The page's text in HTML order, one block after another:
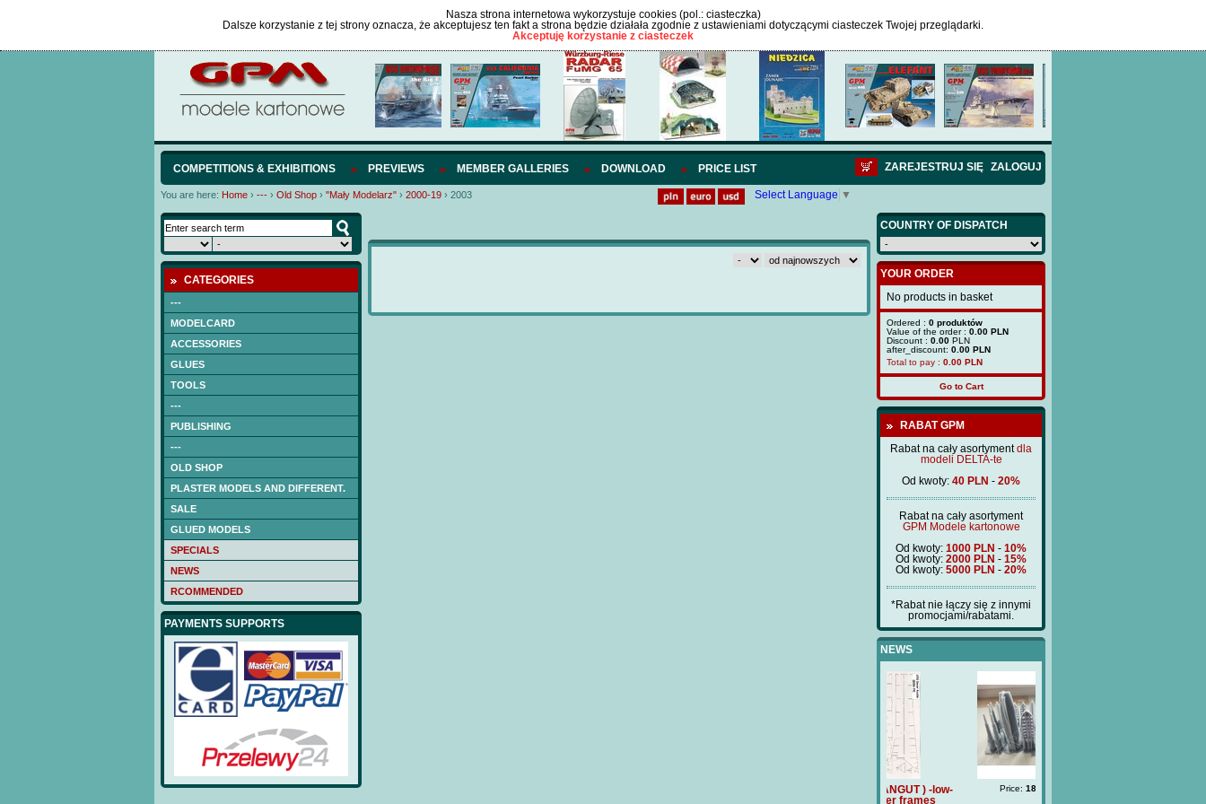
Nasza strona internetowa wykorzystuje cookies (pol.: ciasteczka)
Dalsze korzystanie z tej strony oznacza, że akceptujesz ten fakt a strona będzie działała zgodnie z ustawieniami dotyczącymi ciasteczek Twojej przeglądarki.
Akceptuję korzystanie z ciasteczek
COMPETITIONS & EXHIBITIONS PREVIEWS MEMBER GALLERIES DOWNLOAD PRICE LIST ZALOGUJ
ZAREJESTRUJ SIĘ
You are here: Home › --- › Old Shop › "Mały Modelarz" › 2000-19 › 2003 Select Language ▼
CATEGORIES
---
MODELCARD
ACCESSORIES
GLUES
TOOLS
---
PUBLISHING
---
OLD SHOP
PLASTER MODELS AND DIFFERENT.
SALE
GLUED MODELS
SPECIALS
NEWS
RCOMMENDED
PAYMENTS SUPPORTS
COUNTRY OF DISPATCH
YOUR ORDER
No products in basket
Ordered : 0 produktów
Value of the order : 0.00 PLN
Discount : 0.00 PLN
after_discount: 0.00 PLN
Total to pay : 0.00 PLN
Go to Cart
RABAT GPM
Rabat na cały asortymentdla
modeli DELTA-te
Od kwoty: 40 PLN - 20%
Rabat na cały asortyment
GPM Modele kartonowe
Od kwoty: 1000 PLN - 10%
Od kwoty: 2000 PLN - 15%
Od kwoty: 5000 PLN - 20%
*Rabat nie łączy się z innymi
promocjami/rabatami.
NEWS
Price: